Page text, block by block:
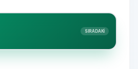
SIRADAKİ